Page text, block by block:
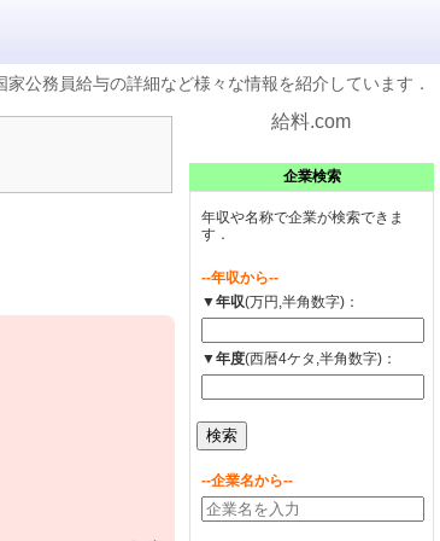
公務員給与の詳細など様々な情報を紹介しています．
給料.com
企業検索
年収や名称で企業が検索できま
す．
--年収から--
▼年収(万円,半角数字)：
▼年度(西暦4ケタ,半角数字)：
--企業名から--